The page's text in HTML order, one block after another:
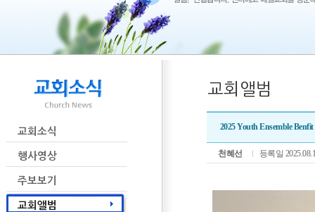
2025 Youth Ensemble
천혜선 등록일